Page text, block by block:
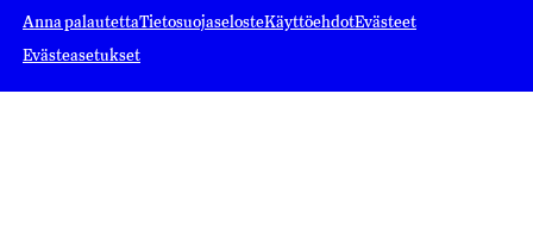
Anna palautettaTietosuojaselosteKäyttöehdotEvästeet
Evästeasetukset